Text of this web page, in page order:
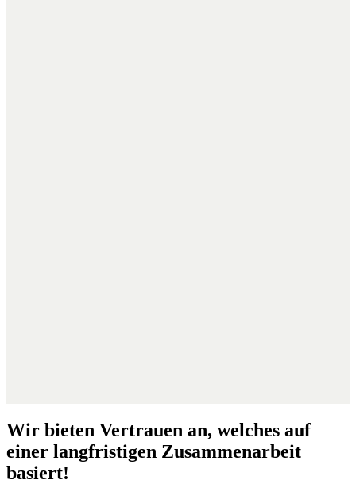
Wir bieten Vertrauen an, welches auf
einer langfristigen Zusammenarbeit
basiert!